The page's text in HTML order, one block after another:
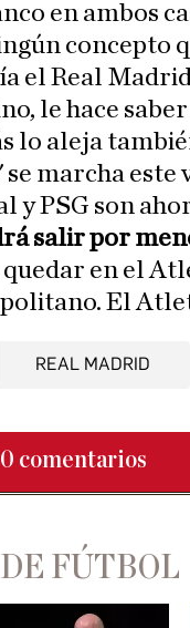
en ambos
concepto
el Real
le hace
lo aleja
marcha este
y PSG son
salir por
quedar en el
El
REAL MADRID
comentarios
FÚTBOL